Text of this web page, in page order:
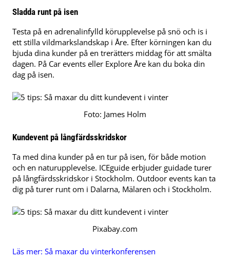
Sladda runt på isen
Testa på en adrenalinfylld körupplevelse på snö och is i
ett stilla vildmarkslandskap i Åre. Efter körningen kan du
bjuda dina kunder på en trerätters middag för att smälta
dagen. På Car events eller Explore Åre kan du boka din
dag på isen.
Foto: James Holm
Kundevent på långfärdsskridskor
Ta med dina kunder på en tur på isen, för både motion
och en naturupplevelse. ICEguide erbjuder guidade turer
på långfärdsskridskor i Stockholm. Outdoor events kan ta
dig på turer runt om i Dalarna, Mälaren och i Stockholm.
Pixabay.com
Läs mer: Så maxar du vinterkonferensen